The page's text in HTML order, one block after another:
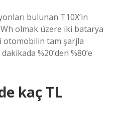
bulunan T10X’in
olmak üzere iki batarya
otomobilin tam şarjla
%20’den %80’e
kaç TL